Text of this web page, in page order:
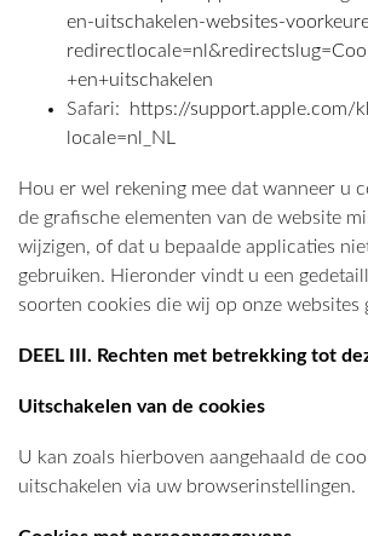
en-uitschakelen-websites-
+en+uitschakelen
Safari:
https://support.apple.com/
locale=nl_NL
Hou er wel rekening mee dat wanneer u
de grafische elementen van de website
wijzigen, of dat u bepaalde applicaties
gebruiken. Hieronder vindt u een
soorten cookies die wij op onze websites
DEEL III. Rechten met betrekking tot
Uitschakelen van de cookies
U kan zoals hierboven aangehaald de
uitschakelen via uw browserinstellingen.